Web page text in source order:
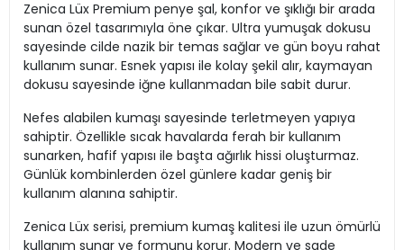
Zenica Lüx Premium penye şal, konfor ve şıklığı bir arada
sunan özel tasarımıyla öne çıkar. Ultra yumuşak dokusu
sayesinde cilde nazik bir temas sağlar ve gün boyu rahat
kullanım sunar. Esnek yapısı ile kolay şekil alır, kaymayan
dokusu sayesinde iğne kullanmadan bile sabit durur.
Nefes alabilen kumaşı sayesinde terletmeyen yapıya
sahiptir. Özellikle sıcak havalarda ferah bir kullanım
sunarken, hafif yapısı ile başta ağırlık hissi oluşturmaz.
Günlük kombinlerden özel günlere kadar geniş bir
kullanım alanına sahiptir.
Zenica Lüx serisi, premium kumaş kalitesi ile uzun ömürlü
kullanım sunar ve formunu korur. Modern ve sade